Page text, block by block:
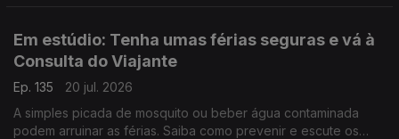
Em estúdio: Tenha umas férias seguras e vá à
Consulta do Viajante
Ep. 135
20 jul. 2026
A simples picada de mosquito ou beber água contaminada
podem arruinar as férias. Saiba como prevenir e escute os